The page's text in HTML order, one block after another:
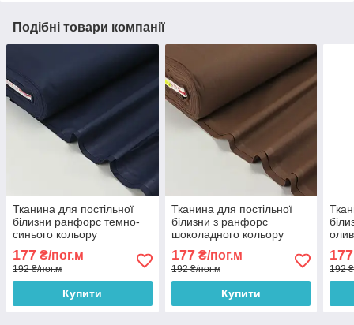
Подібні товари компанії
Тканина для постільної
білизни ранфорс темно-
синього кольору
Туреччина 240 см No WH-
0074-83
177 ₴/пог.м
192 ₴/пог.м
Купити
Тканина для постільної
білизни з ранфорс
шоколадного кольору
Туреччина 240 см № WH-
0074-82
177₴/пог.м
192 ₴/пог.м
Купити
177
192